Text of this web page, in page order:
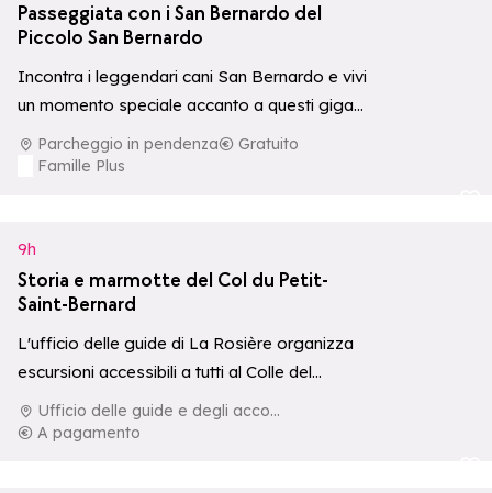
Passeggiata con i San Bernardo del
Piccolo San Bernardo
Incontra i leggendari cani San Bernardo e vivi
un momento speciale accanto a questi giganti
dal cuore tenero, con possibilità…
Parcheggio in pendenza
Gratuito
Famille Plus
9h
Storia e marmotte del Col du Petit-
Saint-Bernard
L'ufficio delle guide di La Rosière organizza
escursioni accessibili a tutti al Colle del
Piccolo San Bernardo, che uniscono la…
Ufficio delle guide e degli accompagnatori di La Rosière
A pagamento